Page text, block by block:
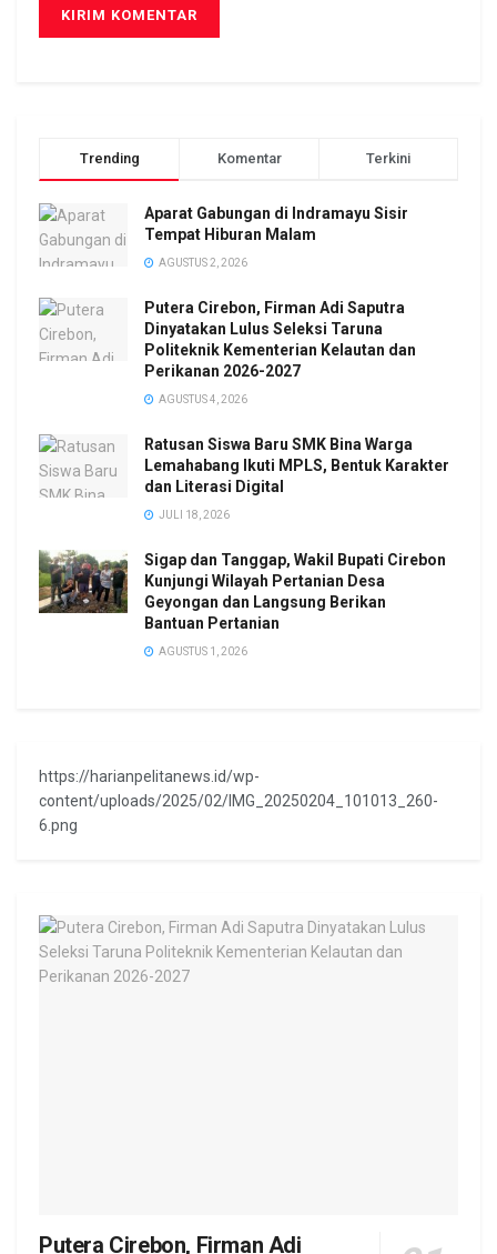
Trending Komentar Terkini
Aparat Gabungan di Indramayu Sisir
Tempat Hiburan Malam
AGUSTUS 2, 2026
Putera Cirebon, Firman Adi Saputra
Dinyatakan Lulus Seleksi Taruna
Politeknik Kementerian Kelautan dan
Perikanan 2026-2027
AGUSTUS 4, 2026
Ratusan Siswa Baru SMK Bina Warga
Lemahabang Ikuti MPLS, Bentuk Karakter
dan Literasi Digital
JULI 18, 2026
Sigap dan Tanggap, Wakil Bupati Cirebon
Kunjungi Wilayah Pertanian Desa
Geyongan dan Langsung Berikan
Bantuan Pertanian
AGUSTUS 1, 2026
https://harianpelitanews.id/wp-
content/uploads/2025/02/IMG_20250204_101013_260-
6.png
Putera Cirebon, Firman Adi